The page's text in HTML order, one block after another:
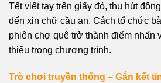
Tết viết tay trên giấy đỏ, thu hút
đến xin chữ cầu an. Cách tổ chức
phiên chợ quê trở thành điểm nhấn
thiếu trong chương trình.
Trò chơi truyền thống – Gắn kết